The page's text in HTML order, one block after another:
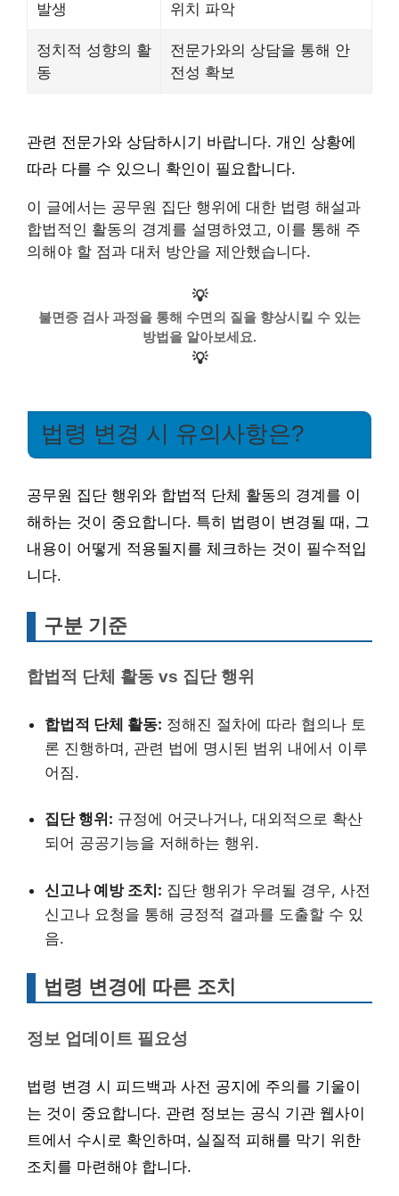
발생 위치 파악
정치적 성향의 활
동
전문가와의 상담을 통해 안
전성 확보
관련 전문가와 상담하시기 바랍니다. 개인 상황에
따라 다를 수 있으니 확인이 필요합니다.
이 글에서는 공무원 집단 행위에 대한 법령 해설과
합법적인 활동의 경계를 설명하였고, 이를 통해 주
의해야 할 점과 대처 방안을 제안했습니다.
💡
불면증 검사 과정을 통해 수면의 질을 향상시킬 수 있는
방법을 알아보세요.
💡
법령 변경 시 유의사항은?
공무원 집단 행위와 합법적 단체 활동의 경계를 이
해하는 것이 중요합니다. 특히 법령이 변경될 때, 그
내용이 어떻게 적용될지를 체크하는 것이 필수적입
니다.
구분 기준
합법적 단체 활동 vs 집단 행위
합법적 단체 활동: 정해진 절차에 따라 협의나 토
론 진행하며, 관련 법에 명시된 범위 내에서 이루
어짐.
집단 행위: 규정에 어긋나거나, 대외적으로 확산
되어 공공기능을 저해하는 행위.
신고나 예방 조치: 집단 행위가 우려될 경우, 사전
신고나 요청을 통해 긍정적 결과를 도출할 수 있
음.
법령 변경에 따른 조치
정보 업데이트 필요성
법령 변경 시 피드백과 사전 공지에 주의를 기울이
는 것이 중요합니다. 관련 정보는 공식 기관 웹사이
트에서 수시로 확인하며, 실질적 피해를 막기 위한
조치를 마련해야 합니다.